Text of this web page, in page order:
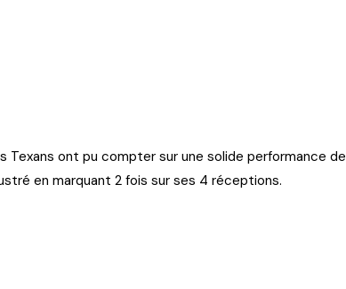
Texans ont pu compter sur une solide performance de
en marquant 2 fois sur ses 4 réceptions.